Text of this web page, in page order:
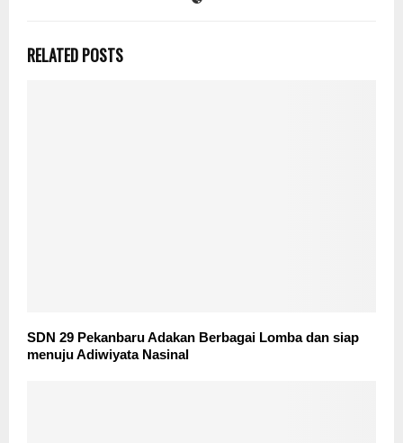
RELATED POSTS
SDN 29 Pekanbaru Adakan Berbagai Lomba dan siap
menuju Adiwiyata Nasinal